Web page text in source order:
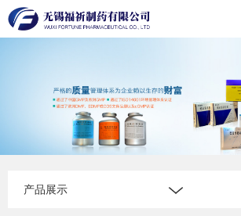
无锡福祈制药有限公司
产品展示